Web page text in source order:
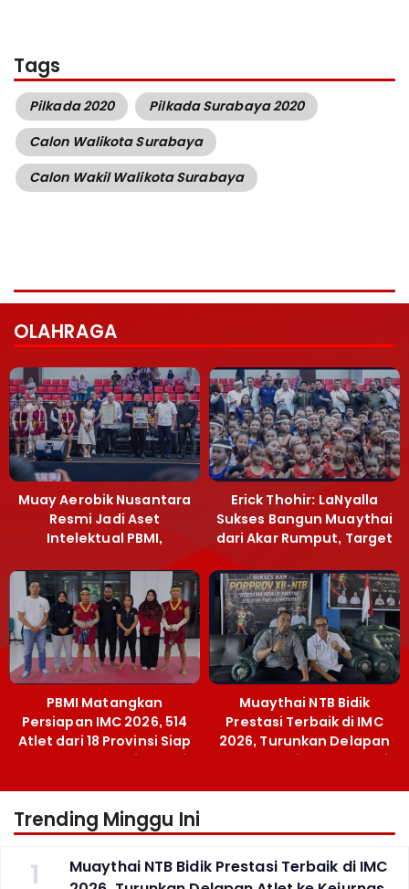
Tags
Pilkada 2020
Pilkada Surabaya 2020
Calon Walikota Surabaya
Calon Wakil Walikota Surabaya
OLAHRAGA
Muay Aerobik Nusantara
Resmi Jadi Aset
Intelektual PBMI,
Terobosan Bangun
Grassroots
Erick Thohir: LaNyalla
Sukses Bangun Muaythai
dari Akar Rumput, Target
PBMI Matangkan
Persiapan IMC 2026, 514
Atlet dari 18 Provinsi Siap
Berlaga Besok di Bekasi
Muaythai NTB Bidik
Prestasi Terbaik di IMC
2026, Turunkan Delapan
Atlet ke Kejurnas Bekasi
Trending Minggu Ini
1
Muaythai NTB Bidik Prestasi Terbaik di IMC